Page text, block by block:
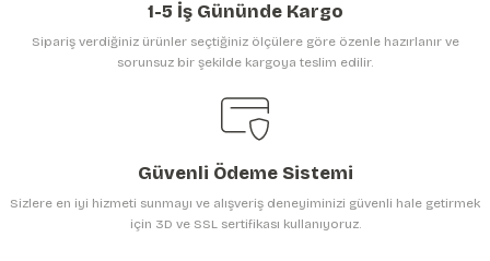
Gönder
1-5 İş Gününde Kargo
Sipariş verdiğiniz ürünler seçtiğiniz ölçülere göre özenle hazırlanır ve
sorunsuz bir şekilde kargoya teslim edilir.
Güvenli Ödeme Sistemi
Sizlere en iyi hizmeti sunmayı ve alışveriş deneyiminizi güvenli hale getirmek
için 3D ve SSL sertifikası kullanıyoruz.